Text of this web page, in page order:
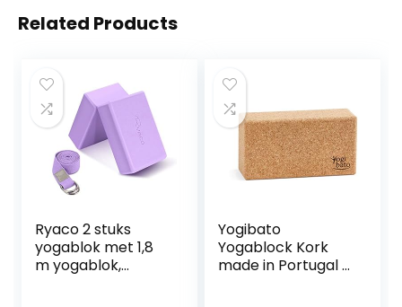
Related Products
Ryaco 2 stuks
yogablok met 1,8
m yogablok,
Yogibato
Yogablock Kork
made in Portugal |